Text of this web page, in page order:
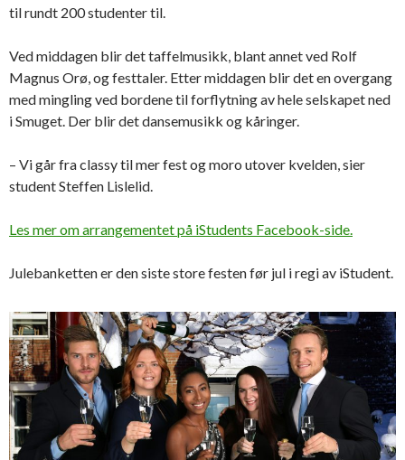
til rundt 200 studenter til.
Ved middagen blir det taffelmusikk, blant annet ved Rolf
Magnus Orø, og festtaler. Etter middagen blir det en overgang
med mingling ved bordene til forflytning av hele selskapet ned
i Smuget. Der blir det dansemusikk og kåringer.
– Vi går fra classy til mer fest og moro utover kvelden, sier
student Steffen Lislelid.
Les mer om arrangementet på iStudents Facebook-side.
Julebanketten er den siste store festen før jul i regi av iStudent.